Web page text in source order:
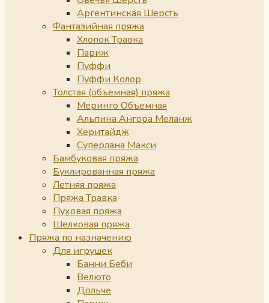
Аргентинская Шерсть
Фантазийная пряжа
Хлопок Травка
Париж
Пуффи
Пуффи Колор
Толстая (объемная) пряжа
Меринго Объемная
Альпина Ангора Меланж
Херитайдж
Суперлана Макси
Бамбуковая пряжа
Буклированная пряжа
Летняя пряжа
Пряжа Травка
Пуховая пряжа
Шелковая пряжа
Пряжа по назначению
Для игрушек
Банни Беби
Велюто
Дольче